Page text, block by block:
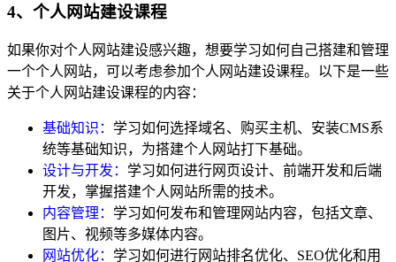
4、个人网站建设课程
如果你对个人网站建设感兴趣，想要学习如何自己搭建和管理
一个个人网站，可以考虑参加个人网站建设课程。以下是一些
关于个人网站建设课程的内容：
基础知识： 学习如何选择域名、购买主机、安装CMS系
统等基础知识，为搭建个人网站打下基础。
设计与开发： 学习如何进行网页设计、前端开发和后端
开发，掌握搭建个人网站所需的技术。
内容管理： 学习如何发布和管理网站内容，包括文章、
图片、视频等多媒体内容。
网站优化： 学习如何进行网站排名优化、SEO优化和用